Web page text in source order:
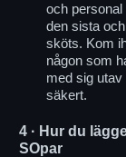
och
den sista
sköts. Kom
någon som
med sig utav
säkert.
4 · Hur du
SOpar